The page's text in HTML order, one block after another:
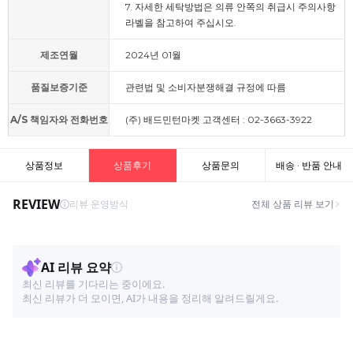
7. 자세한 세탁방법은 의류 안쪽의 취급시 주의사항
라벨을 참고하여 주십시오.
제조연월 2024년 01월
품질보증기준 관련법 및 소비자분쟁해결 규정에 따름
A/S 책임자와 전화번호 (주) 배드민턴마켓 고객센터 : 02-3663-3922
상품정보 상품후기 상품문의 배송 · 반품 안내